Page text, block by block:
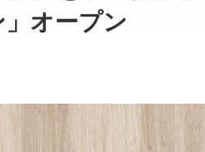
」オープン